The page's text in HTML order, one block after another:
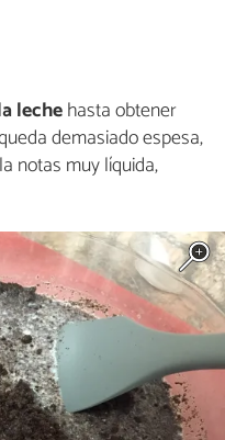
lechehasta obtener
demasiado espesa,
notas muy líquida,